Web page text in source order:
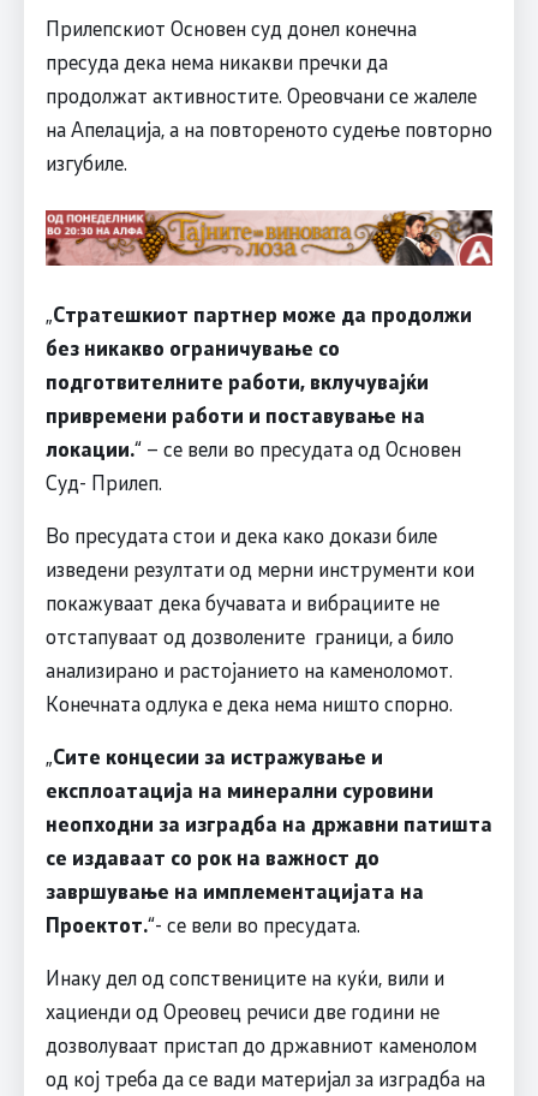
Прилепскиот Основен суд донел конечна
пресуда дека нема никакви пречки да
продолжат активностите. Ореовчани се жалеле
на Апелација, а на повтореното судење повторно
изгубиле.
„Стратешкиот партнер може да продолжи
без никакво ограничување со
подготвителните работи, вклучувајќи
привремени работи и поставување на
локации.“ – се вели во пресудата од Основен
Суд- Прилеп.
Во пресудата стои и дека како докази биле
изведени резултати од мерни инструменти кои
покажуваат дека бучавата и вибрациите не
отстапуваат од дозволените граници, а било
анализирано и растојанието на каменоломот.
Конечната одлука е дека нема ништо спорно.
„Сите концесии за истражување и
експлоатација на минерални суровини
неопходни за изградба на државни патишта
се издаваат со рок на важност до
завршување на имплементацијата на
Проектот.“- се вели во пресудата.
Инаку дел од сопствениците на куќи, вили и
хациенди од Ореовец речиси две години не
дозволуваат пристап до државниот каменолом
од кој треба да се вади материјал за изградба на